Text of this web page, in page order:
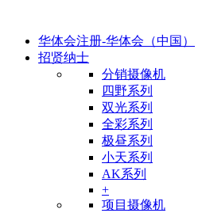
华体会注册-华体会（中国）
招贤纳士
分销摄像机
四野系列
双光系列
全彩系列
极昼系列
小天系列
AK系列
+
项目摄像机